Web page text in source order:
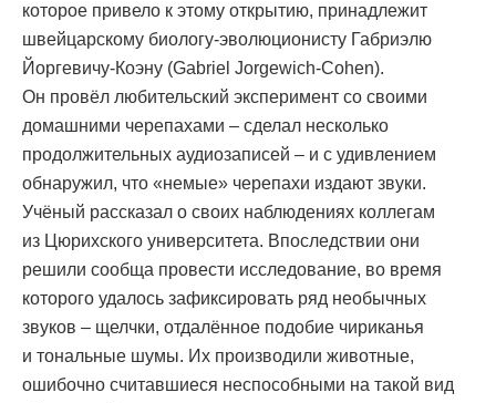
которое привело к этому открытию, принадлежит
швейцарскому биологу-эволюционисту Габриэлю
Йоргевичу-Коэну (Gabriel Jorgewich-Cohen).
Он провёл любительский эксперимент со своими
домашними черепахами – сделал несколько
продолжительных аудиозаписей – и с удивлением
обнаружил, что «немые» черепахи издают звуки.
Учёный рассказал о своих наблюдениях коллегам
из Цюрихского университета. Впоследствии они
решили сообща провести исследование, во время
которого удалось зафиксировать ряд необычных
звуков – щелчки, отдалённое подобие чириканья
и тональные шумы. Их производили животные,
ошибочно считавшиеся неспособными на такой вид